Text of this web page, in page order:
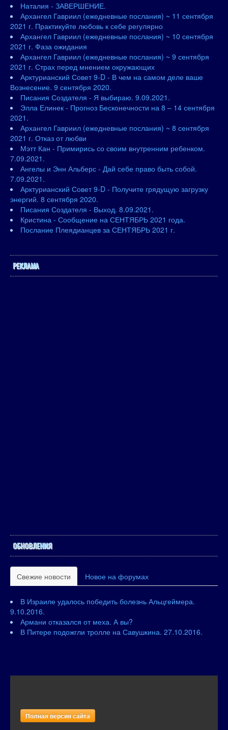
Наталия - ЗАВЕРШЕНИЕ.
Архангел Гавриил (ежедневные послания) ~ 11 сентября
2021 г. Практикуйте любовь к себе регулярно
Архангел Гавриил (ежедневные послания) ~ 10 сентября
2021 г. Фаза ожидания
Архангел Гавриил (ежедневные послания) ~ 9 сентября
2021 г. Страх перед мнением окружающих
Арктурианский Совет 9-D - В чем на самом деле ваше
Вознесение. 9 сентября 2020.
Писания Создателя - Я выбираю. 9.09.2021.
Элла Елинек - Прогноз Бесконечности на 8 – 14 сентября
2021.
Архангел Гавриил (ежедневные послания) ~ 8 сентября
2021 г. Отказ от любви
Мэтт Кан - Примирись со своим внутренним ребенком.
7.09.2021.
Ангелы и Энн Альберс - Дай себе право быть собой.
7.09.2021.
Арктурианский Совет 9-D - Получите грядущую загрузку
энергий. 8 сентября 2020.
Писания Создателя - Выход. 8.09.2021.
Кристина - Сообщение на СЕНТЯБРЬ 2021 года.
Послание Плеядианцев за СЕНТЯБРЬ 2021 г.
РЕКЛАМА
ОБНОВЛЕНИЯ
Свежие новости Новое на форумах
В Израиле удалось победить болезнь Альцгеймера.
9.10.2016.
Армани отказался от меха. А вы?
В Питере подожгли тролле на Савушкина. 27.10.2016.
Полная версия сайта